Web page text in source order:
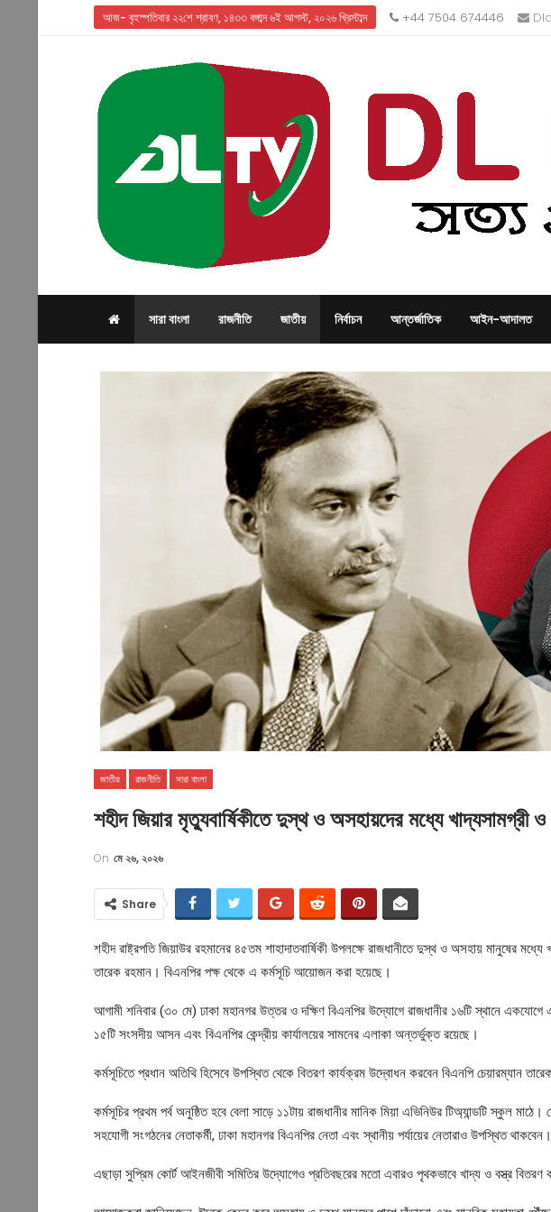
আজ- বৃহস্পতিবার ২২শে শ্রাবণ, ১৪৩৩ বঙ্গাব্দ ৬ই আগস্ট, ২০২৬ খ্রিস্টাব্দ +44 7504 674446
সারা বাংলা রাজনীতি জাতীয় নির্বাচন আন্তর্জাতিক আইন-আদালত
জাতীয় রাজনীতি সারা বাংলা
শহীদ জিয়ার মৃত্যুবার্ষিকীতে দুস্থ ও অসহায়দের মধ্যে খাদ্যসামগ্রী ও
On মে ২৬, ২০২৬
Share
শহীদ রাষ্ট্রপতি জিয়াউর রহমানের ৪৫তম শাহাদাতবার্ষিকী উপলক্ষে রাজধানীতে দুস্থ ও অসহায় মানুষের মধ্যে
তারেক রহমান। বিএনপির পক্ষ থেকে এ কর্মসূচি আয়োজন করা হয়েছে।
আগামী শনিবার (৩০ মে) ঢাকা মহানগর উত্তর ও দক্ষিণ বিএনপির উদ্যোগে রাজধানীর ১৬টি স্থানে একযোগে
১৫টি সংসদীয় আসন এবং বিএনপির কেন্দ্রীয় কার্যালয়ের সামনের এলাকা অন্তর্ভুক্ত রয়েছে।
কর্মসূচিতে প্রধান অতিথি হিসেবে উপস্থিত থেকে বিতরণ কার্যক্রম উদ্বোধন করবেন বিএনপি চেয়ারম্যান
কর্মসূচির প্রথম পর্ব অনুষ্ঠিত হবে বেলা সাড়ে ১১টায় রাজধানীর মানিক মিয়া এভিনিউর টিঅ্যান্ডটি স্কুল মাঠে।
সহযোগী সংগঠনের নেতাকর্মী, ঢাকা মহানগর বিএনপির নেতা এবং স্থানীয় পর্যায়ের নেতারাও উপস্থিত থাকবেন।
এছাড়া সুপ্রিম কোর্ট আইনজীবী সমিতির উদ্যোগেও প্রতিবছরের মতো এবারও পৃথকভাবে খাদ্য ও বস্ত্র বিতরণ